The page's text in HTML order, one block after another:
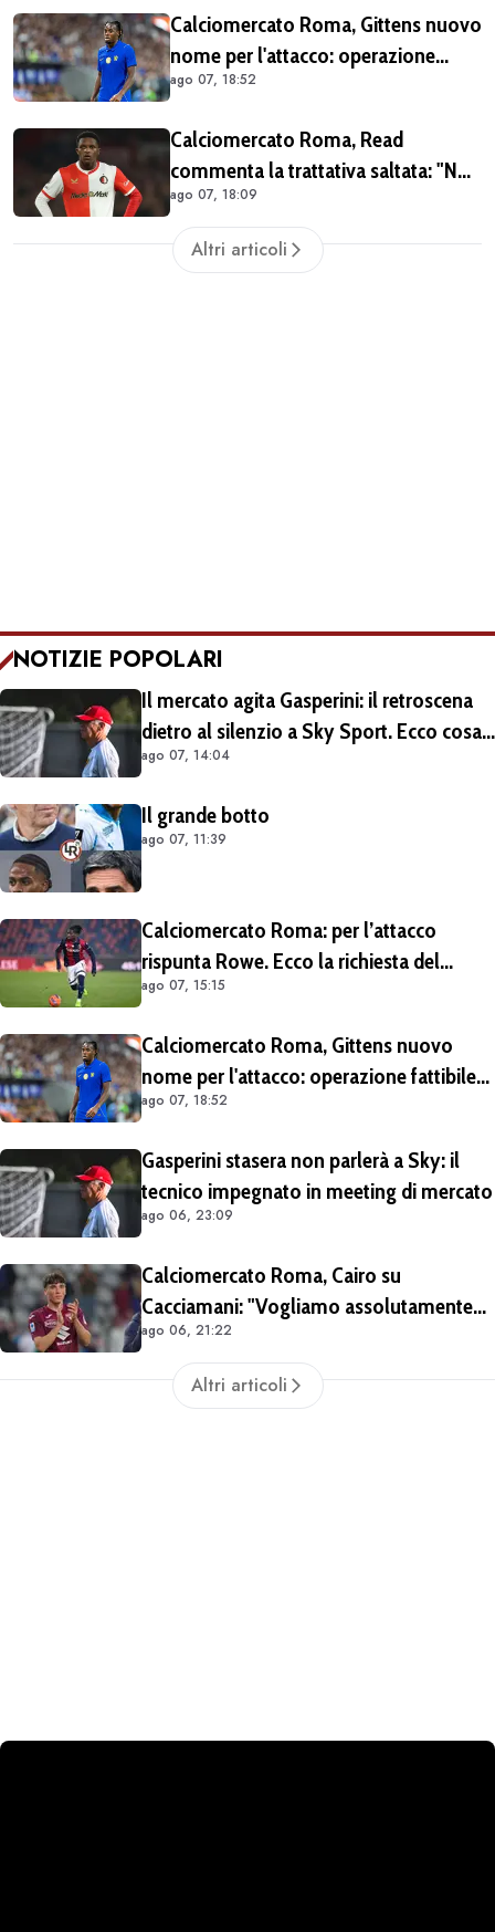
Calciomercato Roma, Gittens nuovo
nome per l'attacco: operazione
fattibile solo in prestito
ago 07, 18:52
Calciomercato Roma, Read
commenta la trattativa saltata: "Non
dovevo per forza lasciare il
Feyenoord. Giochiamo la
Champions e ho ancora da imparare
ago 07, 18:09
Altri articoli
NOTIZIE POPOLARI
Il mercato agita Gasperini: il retroscena
dietro al silenzio a Sky Sport. Ecco cosa
è emerso dal meeting con la proprietà
ago 07, 14:04
Il grande botto
ago 07, 11:39
Calciomercato Roma: per l’attacco
rispunta Rowe. Ecco la richiesta del
Bologna
ago 07, 15:15
Calciomercato Roma, Gittens nuovo
nome per l'attacco: operazione fattibile
solo in prestito
ago 07, 18:52
Gasperini stasera non parlerà a Sky: il
tecnico impegnato in meeting di mercato
ago 06, 23:09
Calciomercato Roma, Cairo su
Cacciamani: "Vogliamo assolutamente
tenerlo". Distanza tra i club sulla
valutazione del giocatore
ago 06, 21:22
Altri articoli